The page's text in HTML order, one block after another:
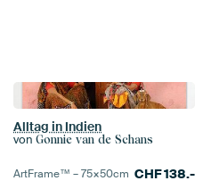
Alltag in Indien
von Gonnie van de Schans
ArtFrame™ –75×50cm CHF138.-